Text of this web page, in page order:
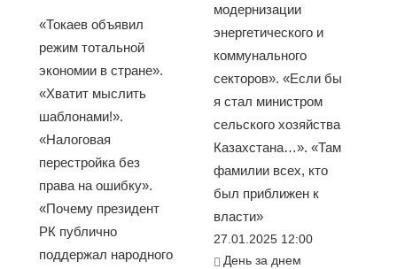
«Токаев объявил
режим тотальной
экономии в стране».
«Хватит мыслить
шаблонами!».
«Налоговая
перестройка без
права на ошибку».
«Почему президент
РК публично
поддержал народного
модернизации
энергетического и
коммунального
секторов». «Если бы
я стал министром
сельского хозяйства
Казахстана…». «Там
фамилии всех, кто
был приближен к
власти»
27.01.2025 12:00
День за днем